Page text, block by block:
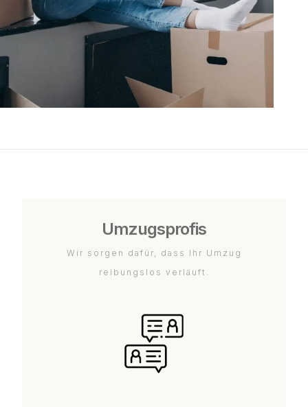
Umzugsprofis
Wir sorgen dafür, dass Ihr Umzug
reibungslos verläuft.